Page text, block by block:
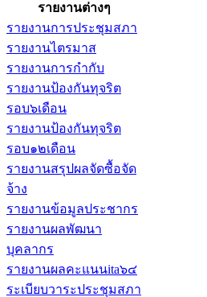
รายงานต่างๆ
รายงานการประชุมสภา
รายงานไตรมาส
รายงานการกำกับ
รายงานป้องกันทุจริต
รอบ๖เดือน
รายงานป้องกันทุจริต
รอบ๑๒เดือน
รายงานสรุปผลจัดซื้อจัด
จ้าง
รายงานข้อมูลประชากร
รายงานผลพัฒนา
บุคลากร
รายงานผลคะแนนita๖๔
ระเบียบวาระประชุมสภา